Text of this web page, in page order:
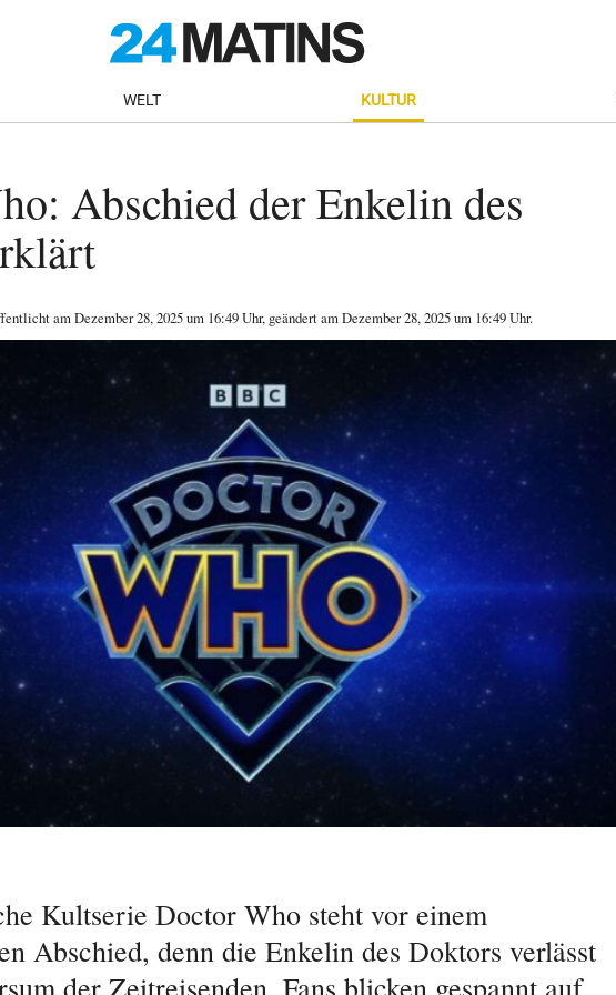
WELT KULTUR
Abschied der Enkelin des
amDezember 28, 2025um 16:49 Uhr, geändert am Dezember 28, 2025 um 16:49 Uhr.
Kultserie Doctor Who steht vor einem
Abschied, denn die Enkelin des Doktors verlässt
der Zeitreisenden. Fans blicken gespannt auf